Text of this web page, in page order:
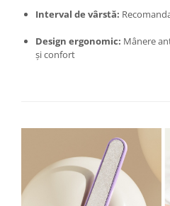
Unelte manuale de gradina -
Stropitori
Folie si plase pt plante
Aragaze, plite, piese butelii de
Accesorii aragaze & butelii
Butelii
Interval de vârstă:
Design ergonomic: Mânere
și confort